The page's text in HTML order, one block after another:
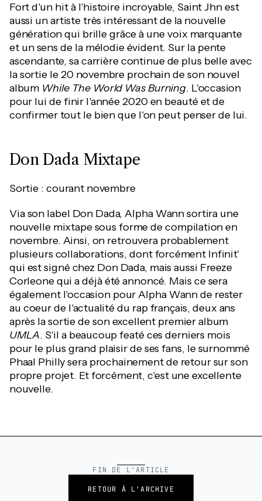
Fort d'un hit à l'histoire incroyable, Saint Jhn est
aussi un artiste très intéressant de la nouvelle
génération qui brille grâce à une voix marquante
et un sens de la mélodie évident. Sur la pente
ascendante, sa carrière continue de plus belle avec
la sortie le 20 novembre prochain de son nouvel
album While The World Was Burning. L'occasion
pour lui de finir l'année 2020 en beauté et de
confirmer tout le bien que l'on peut penser de lui.
Don Dada Mixtape
Sortie : courant novembre
Via son label Don Dada, Alpha Wann sortira une
nouvelle mixtape sous forme de compilation en
novembre. Ainsi, on retrouvera probablement
plusieurs collaborations, dont forcément Infinit'
qui est signé chez Don Dada, mais aussi Freeze
Corleone qui a déjà été annoncé. Mais ce sera
également l'occasion pour Alpha Wann de rester
au coeur de l'actualité du rap français, deux ans
après la sortie de son excellent premier album
UMLA. S'il a beaucoup featé ces derniers mois
pour le plus grand plaisir de ses fans, le surnommé
Phaal Philly sera prochainement de retour sur son
propre projet. Et forcément, c'est une excellente
nouvelle.
FIN DE L'ARTICLE
RETOUR À L'ARCHIVE